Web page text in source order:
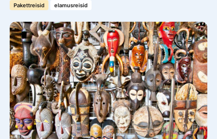
Pakettreisid elamusreisid